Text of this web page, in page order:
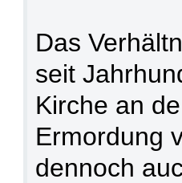
Das
seit
Kirche an
Ermordung
dennoch